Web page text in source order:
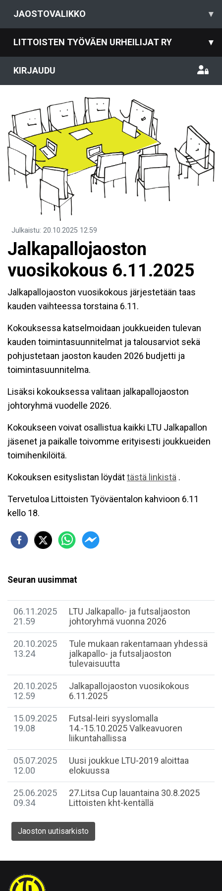
JAOSTOVALIKKO ▾
LITTOISTEN TYÖVÄEN URHEILIJAT RY ▾
KIRJAUDU
Julkaistu: 20.10.2025 12.59
Jalkapallojaoston
vuosikokous 6.11.2025
Jalkapallojaoston vuosikokous järjestetään taas
kauden vaihteessa torstaina 6.11.
Kokouksessa katselmoidaan joukkueiden tulevan
kauden toimintasuunnitelmat ja talousarviot sekä
pohjustetaan jaoston kauden 2026 budjetti ja
toimintasuunnitelma.
Lisäksi kokouksessa valitaan jalkapallojaoston
johtoryhmä vuodelle 2026.
Kokoukseen voivat osallistua kaikki LTU Jalkapallon
jäsenet ja paikalle toivomme erityisesti joukkueiden
toimihenkilöitä.
Kokouksen esityslistan löydättästä linkistä .
Tervetuloa Littoisten Työväentalon kahvioon 6.11
kello 18.
Seuran uusimmat
06.11.2025
21.59
LTU Jalkapallo- ja futsaljaoston
johtoryhmä vuonna 2026
20.10.2025
13.24
Tule mukaan rakentamaan yhdessä
jalkapallo- ja futsaljaoston
tulevaisuutta
20.10.2025
12.59
Jalkapallojaoston vuosikokous
6.11.2025
15.09.2025
19.08
Futsal-leiri syyslomalla
14.-15.10.2025 Valkeavuoren
liikuntahallissa
05.07.2025
12.00
Uusi joukkue LTU-2019 aloittaa
elokuussa
25.06.2025
09.34
27.Litsa Cup lauantaina 30.8.2025
Littoisten kht-kentällä
Jaoston uutisarkisto